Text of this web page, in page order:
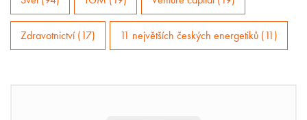
Zdravotnictví (17) 11 největších českých energetiků (11)